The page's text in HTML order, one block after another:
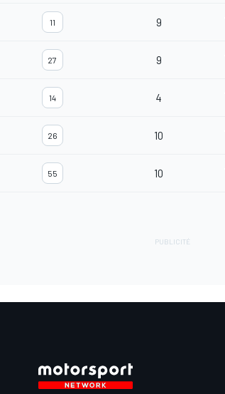
11 9
27 9
14 4
26 10
55 10